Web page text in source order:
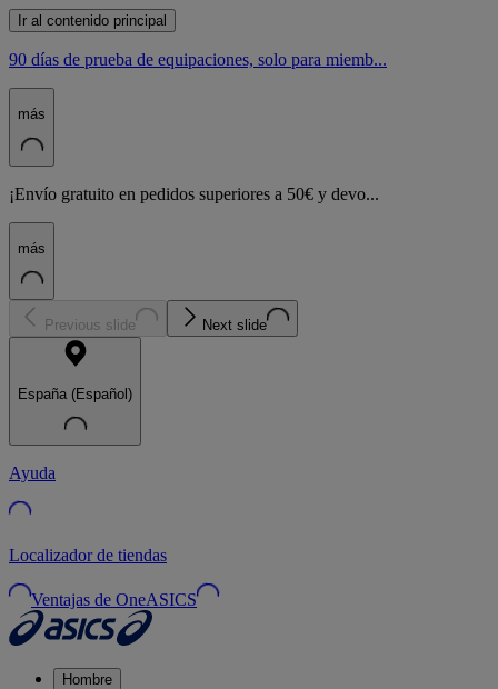
Ir al contenido principal
90 días de prueba de equipaciones, solo para miemb...
más
¡Envío gratuito en pedidos superiores a 50€ y devo...
más
Previous slide Next slide
España (Español)
Ayuda
Localizador de tiendas
Ventajas de OneASICS
Hombre